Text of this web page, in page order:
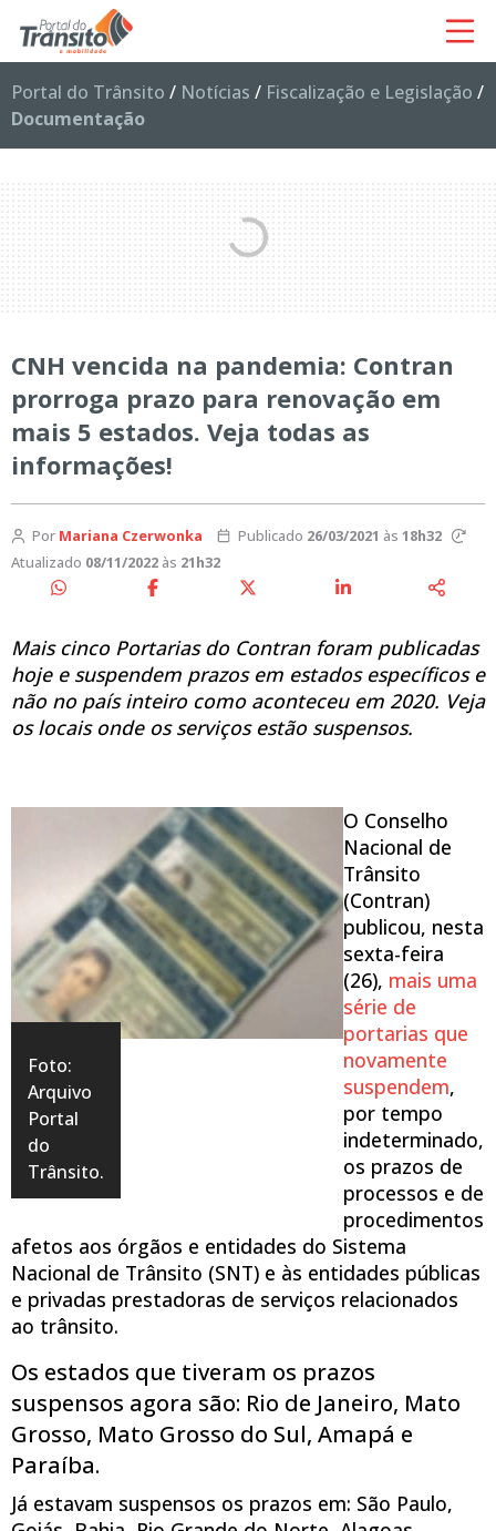
Portal do Trânsito / Notícias / Fiscalização e Legislação /
Documentação
CNH vencida na pandemia: Contran
prorroga prazo para renovação em
mais 5 estados. Veja todas as
informações!
Por Mariana Czerwonka Publicado 26/03/2021 às 18h32
Atualizado 08/11/2022 às 21h32
Mais cinco Portarias do Contran foram publicadas
hoje e suspendem prazos em estados específicos e
não no país inteiro como aconteceu em 2020. Veja
os locais onde os serviços estão suspensos.
Foto:
Arquivo
Portal
do
Trânsito.
O Conselho
Nacional de
Trânsito
(Contran)
publicou, nesta
sexta-feira
(26), mais uma
série de
portarias que
novamente
suspendem,
por tempo
indeterminado,
os prazos de
processos e de
procedimentos
afetos aos órgãos e entidades do Sistema
Nacional de Trânsito (SNT) e às entidades públicas
e privadas prestadoras de serviços relacionados
ao trânsito.
Os estados que tiveram os prazos
suspensos agora são: Rio de Janeiro, Mato
Grosso, Mato Grosso do Sul, Amapá e
Paraíba.
Já estavam suspensos os prazos em: São Paulo,